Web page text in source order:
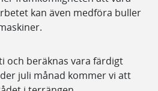
kan även medföra buller
och beräknas vara färdigt
juli månad kommer vi att